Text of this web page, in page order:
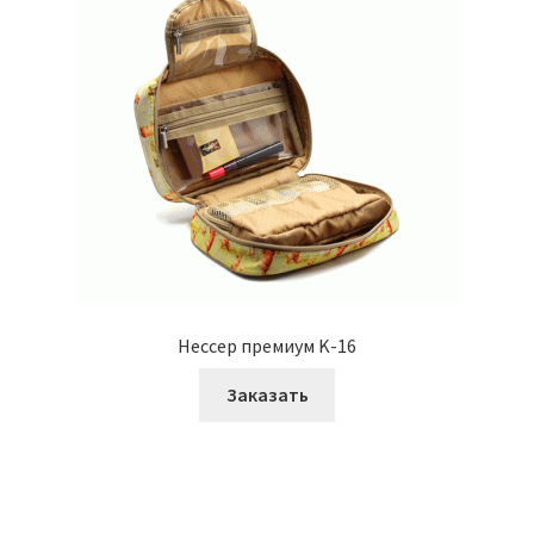
Нессер премиум K-16
Заказать